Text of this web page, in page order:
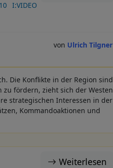
I:VIDEO
Ulrich Tilgner
Die Konflikte in der Region sind
fördern, zieht sich der Westen
strategischen Interessen in der
Kommandoaktionen und
Weiterlesen